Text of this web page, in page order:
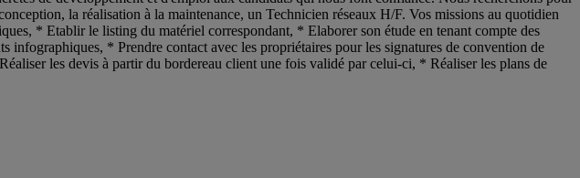
la réalisation à la maintenance, un Technicien réseaux H/F. Vos missions au quotidien
* Etablir le listing du matériel correspondant, * Elaborer son étude en tenant compte des
infographiques, * Prendre contact avec les propriétaires pour les signatures de convention de
les devis à partir du bordereau client une fois validé par celui-ci, * Réaliser les plans de